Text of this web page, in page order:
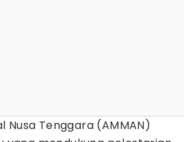
Nusa Tenggara (AMMAN)